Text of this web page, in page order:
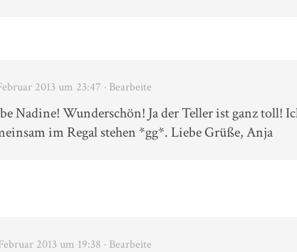
2013 um 23:47 · Bearbeite
Nadine! Wunderschön! Ja der Teller ist ganz toll!
im Regal stehen *gg*. Liebe Grüße, Anja
2013 um 19:38 · Bearbeite